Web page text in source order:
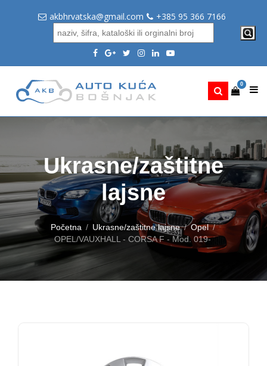
akbhrvatska@gmail.com +385 95 366 7166
0
Ukrasne/zaštitne
lajsne
Početna Ukrasne/zaštitne lajsne
Opel
OPEL/VAUXHALL - CORSA F - Mod. 019-